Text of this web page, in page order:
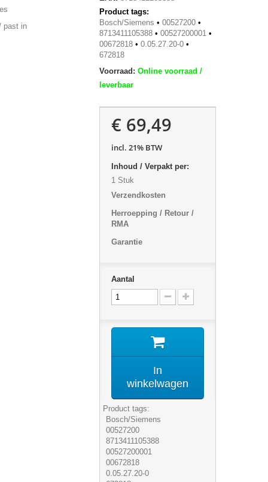
past in
Product tags:
Bosch/Siemens • 00527200•
8713411105388• 00527200001 •
00672818• 0.05.27.20-0•
672818
Voorraad: Online voorraad /
leverbaar
€ 69,49
incl. 21% BTW
Inhoud / Verpakt per:
1 Stuk
Verzendkosten
Herroepping / Retour /
RMA
Garantie
Aantal
In
winkelwagen
Product tags:
Bosch/Siemens
00527200
8713411105388
00527200001
00672818
0.05.27.20-0